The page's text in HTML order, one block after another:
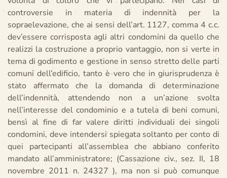
controversie in materia di indennità per la
sopraelevazione, che ai sensi dell’art. 1127, comma 4 c.c.
dev’essere corrisposta agli altri condomini da quello che
realizzi la costruzione a proprio vantaggio, non si verte in
tema di godimento e gestione in senso stretto delle parti
comuni dell’edificio, tanto è vero che in giurisprudenza è
stato affermato che la domanda di determinazione
dell’indennità, attendendo non a un’azione svolta
nell’interesse del condominio e a tutela di beni comuni,
bensì al fine di far valere diritti individuali dei singoli
condomini, deve intendersi spiegata soltanto per conto di
quei partecipanti all’assemblea che abbiano conferito
mandato all’amministratore; (Cassazione civ., sez. II, 18
novembre 2011 n. 24327 ), ma non si può comunque